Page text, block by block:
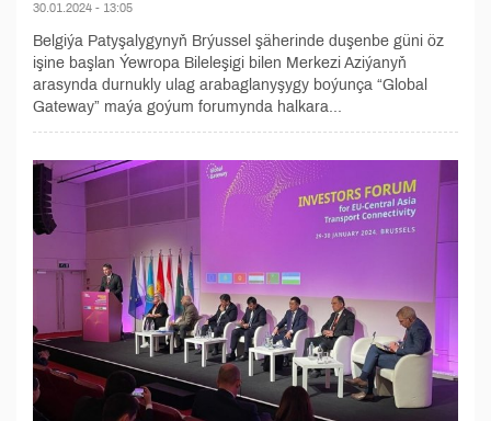
30.01.2024 - 13:05
Belgiýa Patyşalygynyň Brýussel şäherinde duşenbe güni öz
işine başlan Ýewropa Bileleşigi bilen Merkezi Aziýanyň
arasynda durnukly ulag arabaglanyşygy boýunça “Global
Gateway” maýa goýum forumynda halkara...